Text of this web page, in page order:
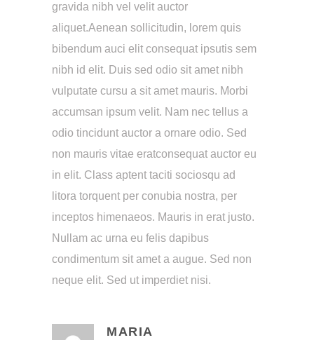
gravida nibh vel velit auctor
aliquet.Aenean sollicitudin, lorem quis
bibendum auci elit consequat ipsutis sem
nibh id elit. Duis sed odio sit amet nibh
vulputate cursu a sit amet mauris. Morbi
accumsan ipsum velit. Nam nec tellus a
odio tincidunt auctor a ornare odio. Sed
non mauris vitae eratconsequat auctor eu
in elit. Class aptent taciti sociosqu ad
litora torquent per conubia nostra, per
inceptos himenaeos. Mauris in erat justo.
Nullam ac urna eu felis dapibus
condimentum sit amet a augue. Sed non
neque elit. Sed ut imperdiet nisi.
MARIA